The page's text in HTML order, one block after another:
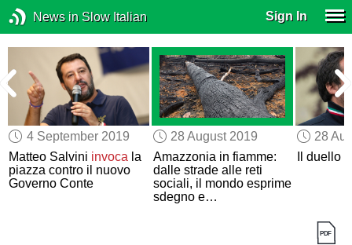
News in Slow Italian Sign In
4 September 2019
Matteo Salvini invoca la
piazza contro il nuovo
Governo Conte
28 August 2019
Amazzonia in fiamme:
dalle strade alle reti
sociali, il mondo esprime
sdegno e
28
Il duello